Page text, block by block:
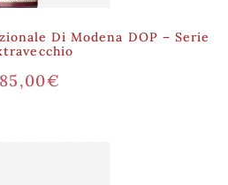
Di Modena DOP – Serie
85,00€